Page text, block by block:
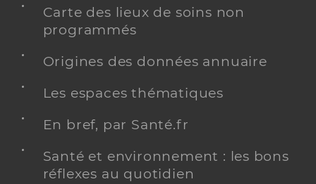
Carte des lieux de soins non
programmés
Origines des données annuaire
Les espaces thématiques
En bref, par Santé.fr
Santé et environnement : les bons
réflexes au quotidien